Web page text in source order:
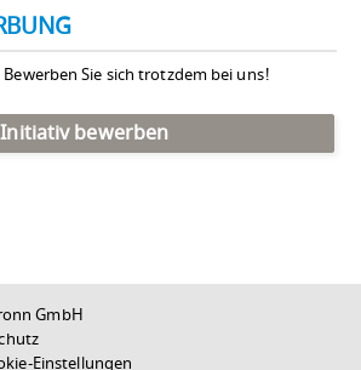
Sie sich trotzdem bei uns!
Initiativ bewerben
GmbH
Einstellungen